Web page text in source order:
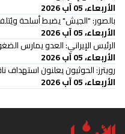
الأربعاء، 05 آب 2026
بالصور: "الجيش" يضبط أسلحة
الأربعاء، 05 آب 2026
الرئيس الإيراني: العدو يمارس
الأربعاء، 05 آب 2026
‏رويترز: الحوثيون يعلنون
الأربعاء، 05 آب 2026